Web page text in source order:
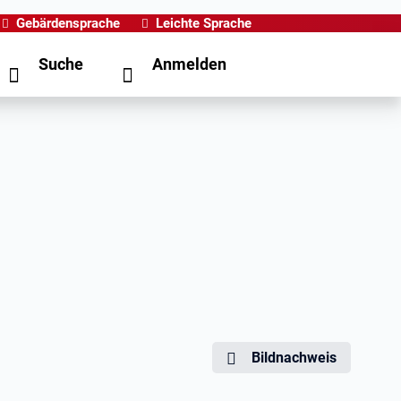
Gebärdensprache Leichte Sprache
Suche Anmelden
Bildnachweis